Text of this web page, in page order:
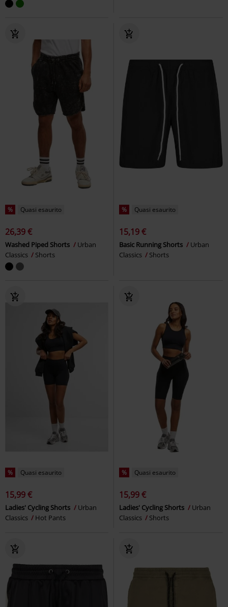
% Quasi esaurito
26,39 €
Washed Piped Shorts
Urban
Classics
Shorts
% Quasi esaurito
15,19 €
Basic Running Shorts
Urban
Classics
Shorts
% Quasi esaurito
15,99 €
Ladies' Cycling Shorts
Urban
Classics
Hot Pants
% Quasi esaurito
15,99 €
Ladies' Cycling Shorts
Urban
Classics
Shorts